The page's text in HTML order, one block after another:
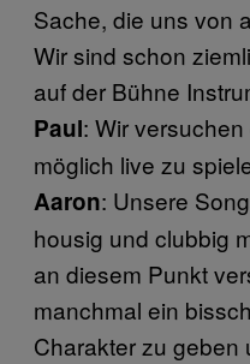
Sache, die uns von
Wir sind schon
auf der Bühne
Paul: Wir
möglich live zu
Aaron: Unsere
housig und clubbig
an diesem Punkt
manchmal ein
Charakter zu geben